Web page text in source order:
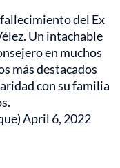
del Ex
Un intachable
en muchos
más destacados
con su familia
April 6, 2022